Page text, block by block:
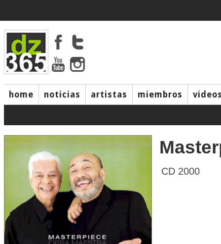
home noticias artistas miembros
CD 2000